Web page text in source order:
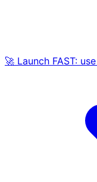
🚀 Launch FAST: